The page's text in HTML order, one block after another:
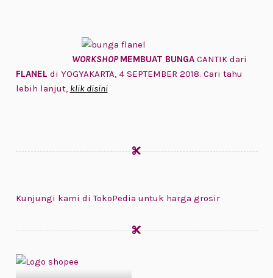
WORKSHOP MEMBUAT BUNGACANTIK dari
FLANEL di YOGYAKARTA, 4 SEPTEMBER 2018. Cari tahu
lebih lanjut, klik disini
Kunjungi kami di TokoPedia untuk harga grosir